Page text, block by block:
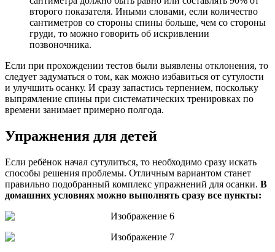
второго показателя. Иными словами, если количество
сантиметров со стороны спины больше, чем со стороны
груди, то можно говорить об искривлении
позвоночника.
Если при прохождении тестов были выявлены отклонения, то
следует задуматься о том, как можно избавиться от сутулости
и улучшить осанку. И сразу запастись терпением, поскольку
выпрямление спины при систематических тренировках по
времени занимает примерно полгода.
Упражнения для детей
Если ребёнок начал сутулиться, то необходимо сразу искать
способы решения проблемы. Отличным вариантом станет
правильно подобранный комплекс упражнений для осанки. В
домашних условиях можно выполнять сразу все пункты: